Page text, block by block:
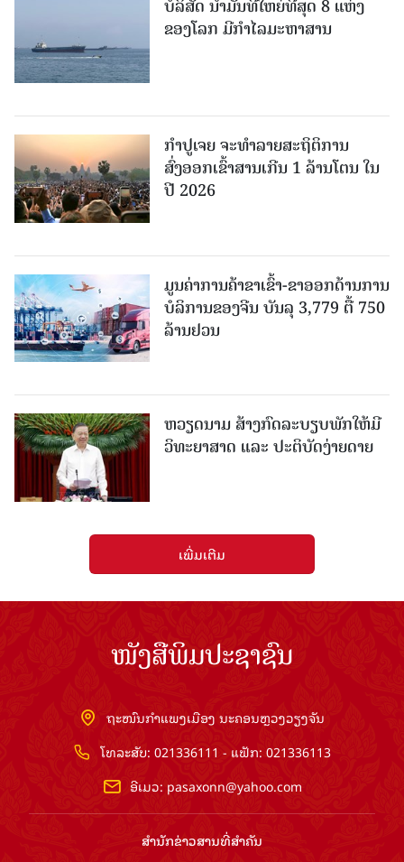
ບໍລິສັດ ນ້ຳມັນທີ່ໃຫຍ່ທີ່ສຸດ 8 ແຫ່ງ
ຂອງໂລກ ມີກຳໄລມະຫາສານ
ກຳປູເຈຍ ຈະທຳລາຍສະຖິຕິການ
ສົ່ງອອກເຂົ້າສານເກີນ 1 ລ້ານໂຕນ ໃນ
ປີ 2026
ມູນຄ່າການຄ້າຂາເຂົ້າ-ຂາອອກດ້ານການ
ບໍລິການຂອງຈີນ ບັນລຸ 3,779 ຕື້ 750
ລ້ານຢວນ
ຫວຽດນາມ ສ້າງກົດລະບຽບພັກໃຫ້ມີ
ວິທະຍາສາດ ແລະ ປະຕິບັດງ່າຍດາຍ
ເພີ່ມເຕີມ
ໜັງສືພິມປະຊາຊົນ
ຖະໜົນກຳແພງເມືອງ ນະຄອນຫຼວງວຽງຈັນ
ໂທລະສັບ: 021336111 - ແຟັກ: 021336113
ອີເມວ: pasaxonn@yahoo.com
ສຳ​ນັກ​ຂ່າວ​ສານ​ທີ່​ສຳ​ຄັນ​